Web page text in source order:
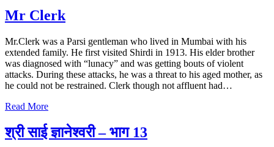
Mr Clerk
Mr.Clerk was a Parsi gentleman who lived in Mumbai with his
extended family. He first visited Shirdi in 1913. His elder brother
was diagnosed with “lunacy” and was getting bouts of violent
attacks. During these attacks, he was a threat to his aged mother, as
he could not be restrained. Clerk though not affluent had…
Read More
श्री साई ज्ञानेश्वरी – भाग 13